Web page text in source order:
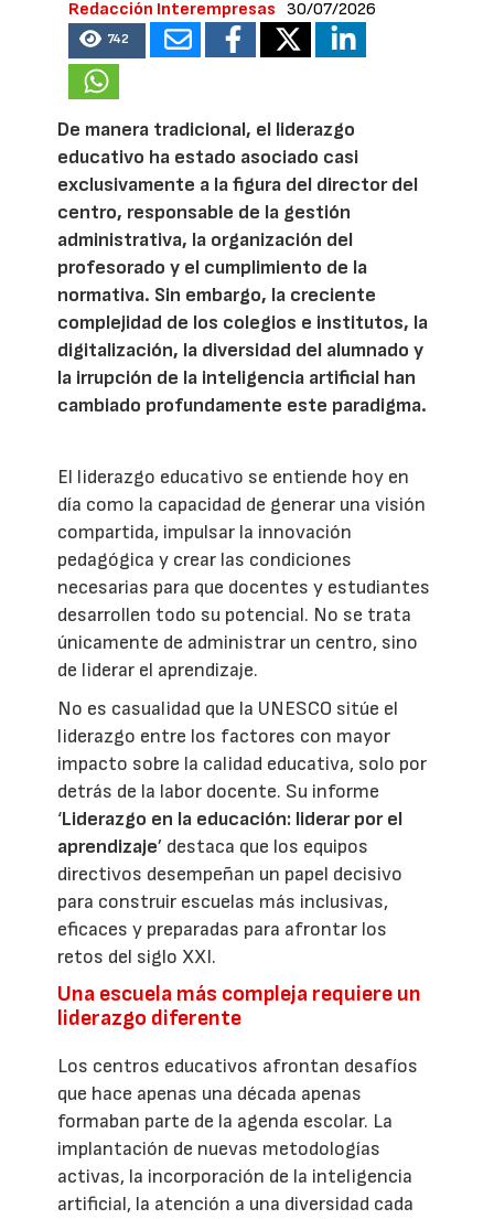
Redacción Interempresas 30/07/2026
742
De manera tradicional, el liderazgo
educativo ha estado asociado casi
exclusivamente a la figura del director del
centro, responsable de la gestión
administrativa, la organización del
profesorado y el cumplimiento de la
normativa. Sin embargo, la creciente
complejidad de los colegios e institutos, la
digitalización, la diversidad del alumnado y
la irrupción de la inteligencia artificial han
cambiado profundamente este paradigma.
El liderazgo educativo se entiende hoy en
día como la capacidad de generar una visión
compartida, impulsar la innovación
pedagógica y crear las condiciones
necesarias para que docentes y estudiantes
desarrollen todo su potencial. No se trata
únicamente de administrar un centro, sino
de liderar el aprendizaje.
No es casualidad que la UNESCO sitúe el
liderazgo entre los factores con mayor
impacto sobre la calidad educativa, solo por
detrás de la labor docente. Su informe
‘Liderazgo en la educación: liderar por el
aprendizaje’ destaca que los equipos
directivos desempeñan un papel decisivo
para construir escuelas más inclusivas,
eficaces y preparadas para afrontar los
retos del siglo XXI.
Una escuela más compleja requiere un
liderazgo diferente
Los centros educativos afrontan desafíos
que hace apenas una década apenas
formaban parte de la agenda escolar. La
implantación de nuevas metodologías
activas, la incorporación de la inteligencia
artificial, la atención a una diversidad cada